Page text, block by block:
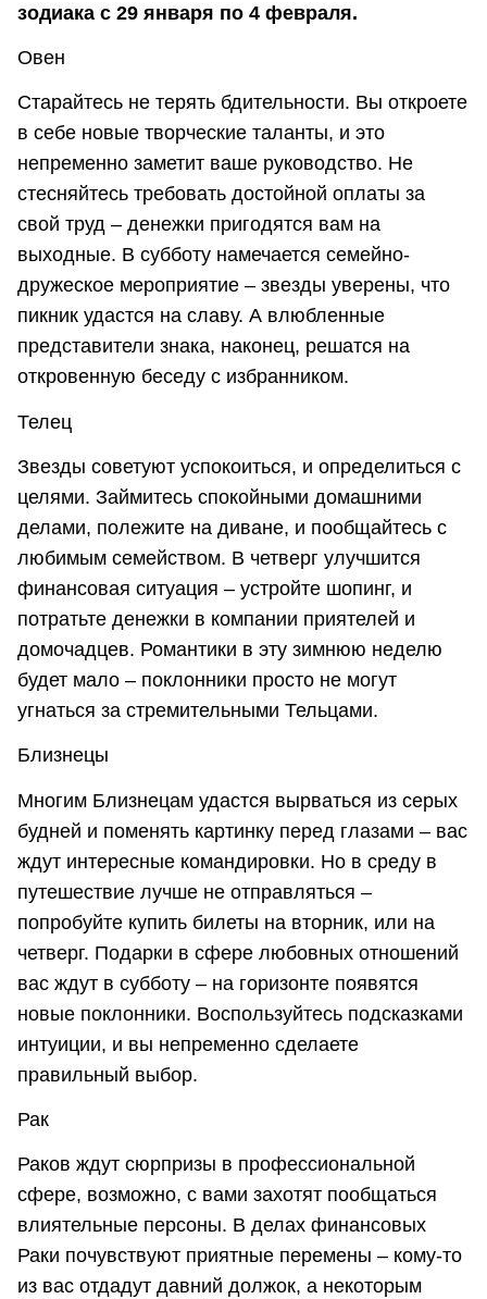
зодиака с 29 января по 4 февраля.
Овен
Старайтесь не терять бдительности. Вы откроете
в себе новые творческие таланты, и это
непременно заметит ваше руководство. Не
стесняйтесь требовать достойной оплаты за
свой труд – денежки пригодятся вам на
выходные. В субботу намечается семейно-
дружеское мероприятие – звезды уверены, что
пикник удастся на славу. А влюбленные
представители знака, наконец, решатся на
откровенную беседу с избранником.
Телец
Звезды советуют успокоиться, и определиться с
целями. Займитесь спокойными домашними
делами, полежите на диване, и пообщайтесь с
любимым семейством. В четверг улучшится
финансовая ситуация – устройте шопинг, и
потратьте денежки в компании приятелей и
домочадцев. Романтики в эту зимнюю неделю
будет мало – поклонники просто не могут
угнаться за стремительными Тельцами.
Близнецы
Многим Близнецам удастся вырваться из серых
будней и поменять картинку перед глазами – вас
ждут интересные командировки. Но в среду в
путешествие лучше не отправляться –
попробуйте купить билеты на вторник, или на
четверг. Подарки в сфере любовных отношений
вас ждут в субботу – на горизонте появятся
новые поклонники. Воспользуйтесь подсказками
интуиции, и вы непременно сделаете
правильный выбор.
Рак
Раков ждут сюрпризы в профессиональной
сфере, возможно, с вами захотят пообщаться
влиятельные персоны. В делах финансовых
Раки почувствуют приятные перемены – кому-то
из вас отдадут давний должок, а некоторым